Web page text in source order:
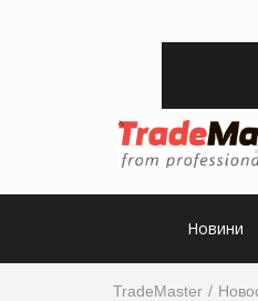
Новини
TradeMaster